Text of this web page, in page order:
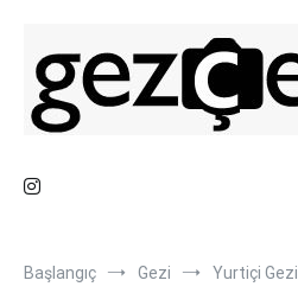
Başlangıç Gezi Yurtiçi Gezi